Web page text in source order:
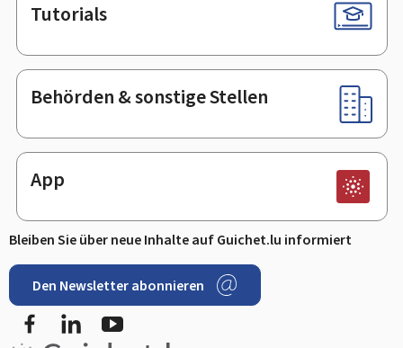
Tutorials
Behörden & sonstige Stellen
App
Bleiben Sie über neue Inhalte auf Guichet.lu informiert
Den Newsletter abonnieren
FacebookLinkedIn